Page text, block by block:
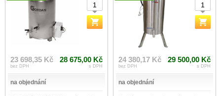
23 698,35 Kč
bez DPH
28 675,00 Kč
s DPH
na objednání
24 380,17 Kč
bez DPH
29 500,00 Kč
s DPH
na objednání